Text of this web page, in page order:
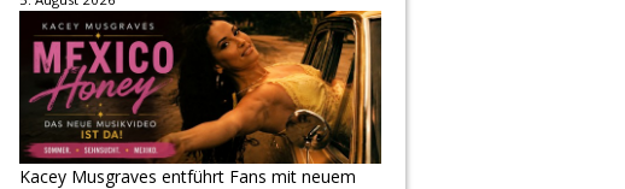
Kacey Musgraves entführt Fans mit neuem